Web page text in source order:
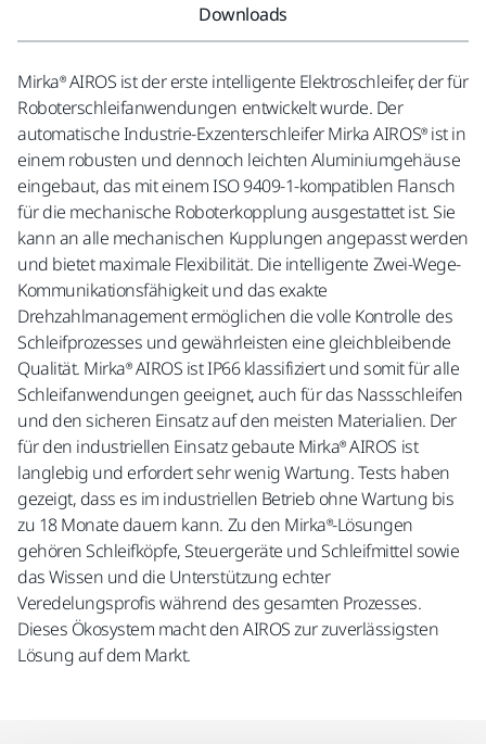
Downloads
Mirka® AIROS ist der erste intelligente Elektroschleifer, der für
Roboterschleifanwendungen entwickelt wurde. Der
automatische Industrie-Exzenterschleifer Mirka AIROS® ist in
einem robusten und dennoch leichten Aluminiumgehäuse
eingebaut, das mit einem ISO 9409-1-kompatiblen Flansch
für die mechanische Roboterkopplung ausgestattet ist. Sie
kann an alle mechanischen Kupplungen angepasst werden
und bietet maximale Flexibilität. Die intelligente Zwei-Wege-
Kommunikationsfähigkeit und das exakte
Drehzahlmanagement ermöglichen die volle Kontrolle des
Schleifprozesses und gewährleisten eine gleichbleibende
Qualität. Mirka® AIROS ist IP66 klassifiziert und somit für alle
Schleifanwendungen geeignet, auch für das Nassschleifen
und den sicheren Einsatz auf den meisten Materialien. Der
für den industriellen Einsatz gebaute Mirka® AIROS ist
langlebig und erfordert sehr wenig Wartung. Tests haben
gezeigt, dass es im industriellen Betrieb ohne Wartung bis
zu 18 Monate dauern kann. Zu den Mirka®-Lösungen
gehören Schleifköpfe, Steuergeräte und Schleifmittel sowie
das Wissen und die Unterstützung echter
Veredelungsprofis während des gesamten Prozesses.
Dieses Ökosystem macht den AIROS zur zuverlässigsten
Lösung auf dem Markt.